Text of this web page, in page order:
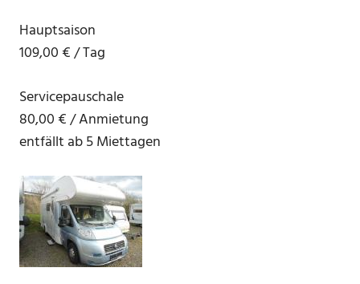
Hauptsaison
109,00 € / Tag
Servicepauschale
80,00 € / Anmietung
entfällt ab 5 Miettagen